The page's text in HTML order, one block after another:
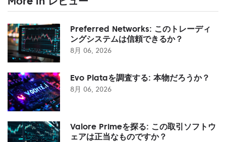
Preferred Networks: このトレーディ
ングシステムは信頼できるか？
8月 06, 2026
Evo Plataを調査する: 本物だろうか？
8月 06, 2026
Valore Primeを探る: この取引ソフトウ
ェアは正当なものですか？